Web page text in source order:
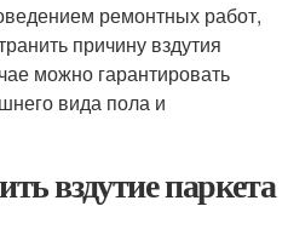
ремонтных работ,
причину вздутия
можно гарантировать
вида пола и
вздутие паркета